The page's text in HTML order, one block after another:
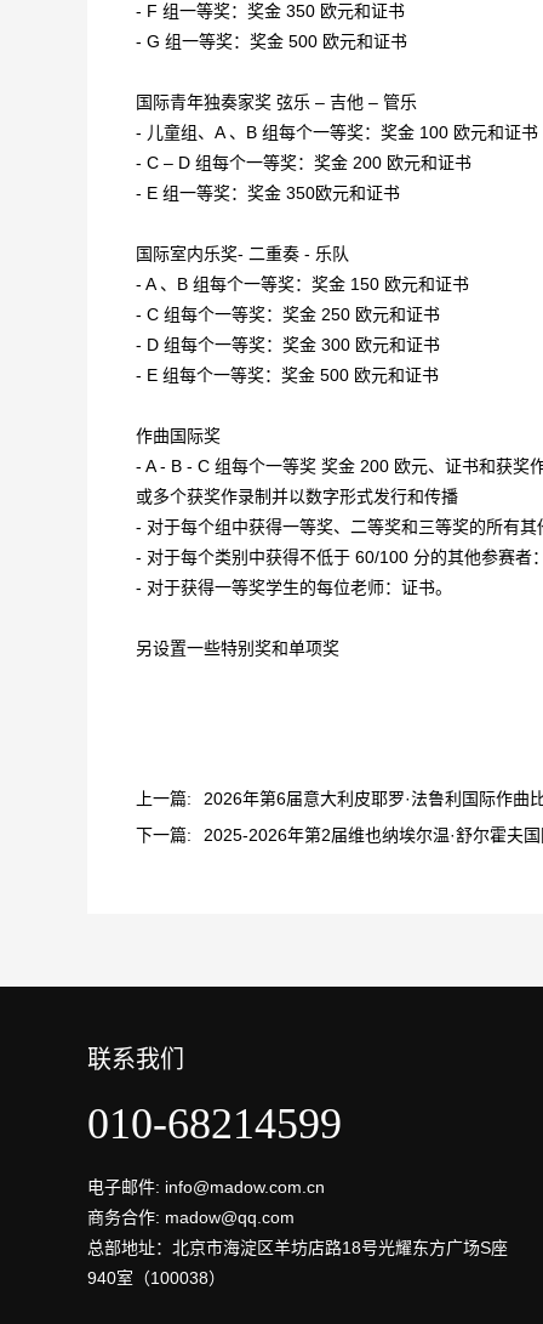
- F 组一等奖：奖金 350 欧元和证书
- G 组一等奖：奖金 500 欧元和证书
国际青年独奏家奖 弦乐 – 吉他 – 管乐
- 儿童组、A 、B 组每个一等奖：奖金 100 欧元和证书
- C – D 组每个一等奖：奖金 200 欧元和证书
- E 组一等奖：奖金 350欧元和证书
国际室内乐奖- 二重奏 - 乐队
- A 、B 组每个一等奖：奖金 150 欧元和证书
- C 组每个一等奖：奖金 250 欧元和证书
- D 组每个一等奖：奖金 300 欧元和证书
- E 组每个一等奖：奖金 500 欧元和证书
作曲国际奖
- A - B - C 组每个一等奖 奖金 200 欧元、证书和获奖
或多个获奖作录制并以数字形式发行和传播
- 对于每个组中获得一等奖、二等奖和三等奖的所有其
- 对于每个类别中获得不低于 60/100 分的其他参赛者
- 对于获得一等奖学生的每位老师：证书。
另设置一些特别奖和单项奖
上一篇:
2026年第6届意大利皮耶罗·法鲁利国际作曲
下一篇:
2025-2026年第2届维也纳埃尔温·舒尔霍夫
联系我们
010-68214599
电子邮件: info@madow.com.cn
商务合作: madow@qq.com
总部地址：北京市海淀区羊坊店路18号光耀东方广场S座
940室（100038）